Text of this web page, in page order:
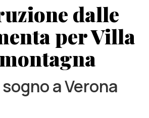
dalle
per Villa
a Verona